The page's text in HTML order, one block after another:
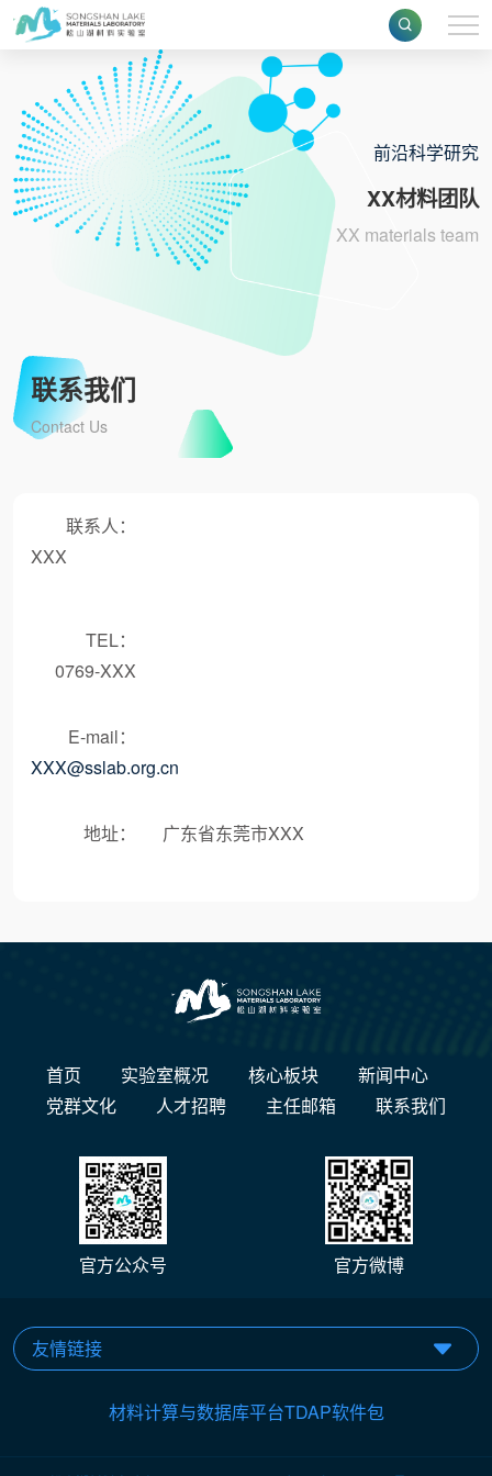
前沿科学研究
XX材料团队
XX materials team
联系我们
Contact Us
联系人：
XXX
TEL：
0769-XXX
E-mail：
XXX@sslab.org.cn
地址： 广东省东莞市XXX
首页 实验室概况 核心板块
新闻中心
党群文化
人才招聘 主任邮箱 联系我们
官方公众号 官方微博
材料计算与数据库平台TDAP软件包